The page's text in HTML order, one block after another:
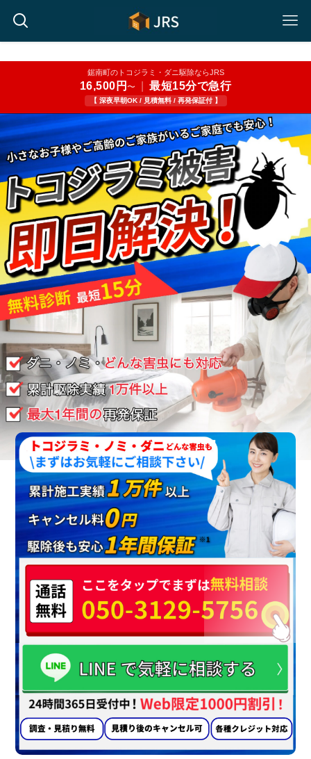
鋸南町のトコジラミ・ダニ駆除ならJRS
16,500円〜 最短15分で急行
【 深夜早朝OK / 見積無料 / 再発保証付 】